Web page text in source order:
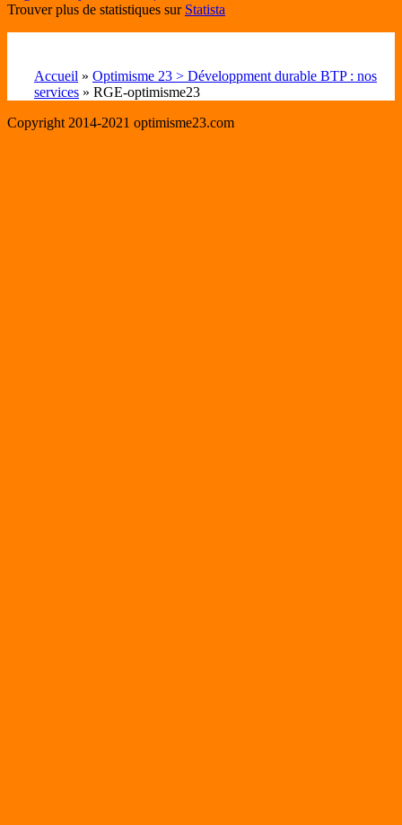
Trouver plus de statistiques sur Statista
Accueil » Optimisme 23 > Développment durable BTP : nos
services » RGE-optimisme23
Copyright 2014-2021 optimisme23.com